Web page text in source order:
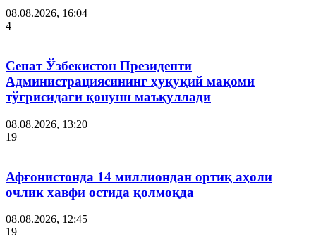
08.08.2026, 16:04
4
Сенат Ўзбекистон Президенти
Администрациясининг ҳуқуқий мақоми
тўғрисидаги қонунн маъқуллади
08.08.2026, 13:20
19
Афғонистонда 14 миллиондан ортиқ аҳоли
очлик хавфи остида қолмоқда
08.08.2026, 12:45
19